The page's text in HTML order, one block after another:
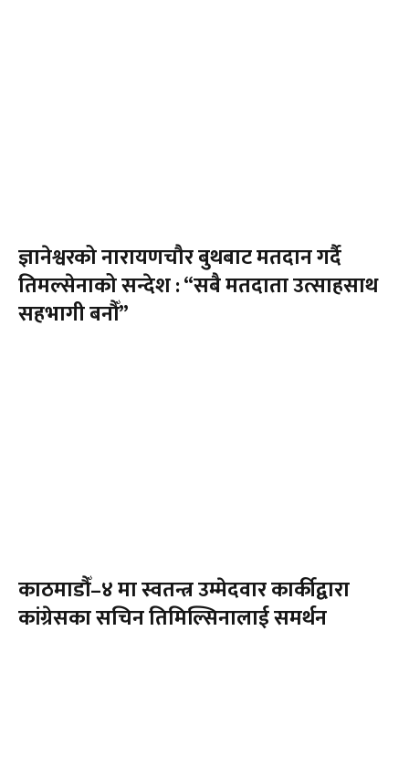
ज्ञानेश्वरको नारायणचौर बुथबाट मतदान गर्दै
तिमल्सेनाको सन्देश : “सबै मतदाता उत्साहसाथ
सहभागी बनौँ”
काठमाडौँ–४ मा स्वतन्त्र उम्मेदवार कार्कीद्वारा
कांग्रेसका सचिन तिमिल्सिनालाई समर्थन